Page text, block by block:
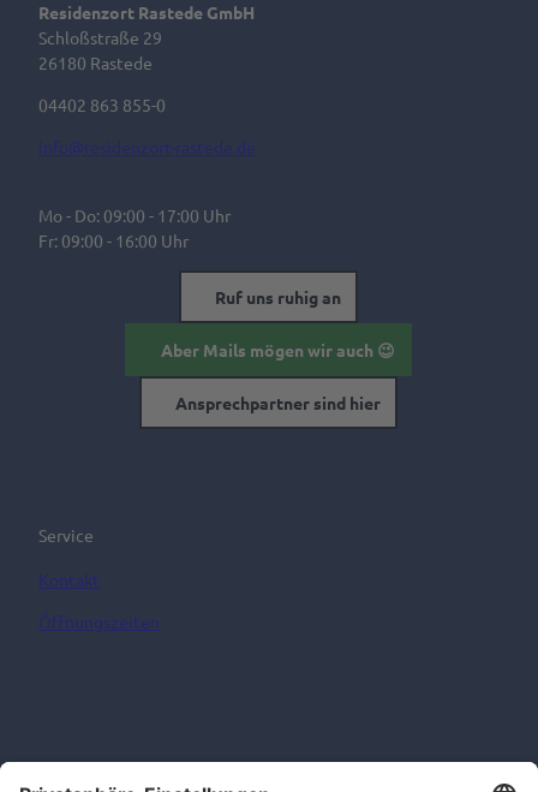
Residenzort Rastede GmbH
Schloßstraße 29
26180 Rastede
04402 863 855-0
info@residenzort-rastede.de
Mo - Do: 09:00 - 17:00 Uhr
Fr: 09:00 - 16:00 Uhr
Ruf uns ruhig an
Aber Mails mögen wir auch 😉
Ansprechpartner sind hier
Service
Kontakt
Öffnungszeiten